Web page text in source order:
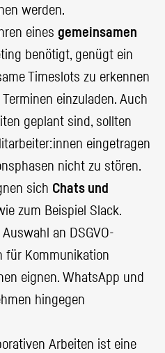
werden.
eines gemeinsamen
benötigt, genügt ein
Timeslots zu erkennen
einzuladen. Auch
geplant sind, sollten
eingetragen
nicht zu stören.
sich Chats und
zum Beispiel Slack.
an DSGVO-
für Kommunikation
eignen. WhatsApp und
hingegen
Arbeiten ist eine